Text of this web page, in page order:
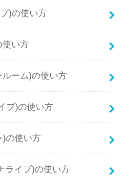
)の使い方
使い方
ーム)の使い方
ブ)の使い方
)の使い方
ライブ)の使い方